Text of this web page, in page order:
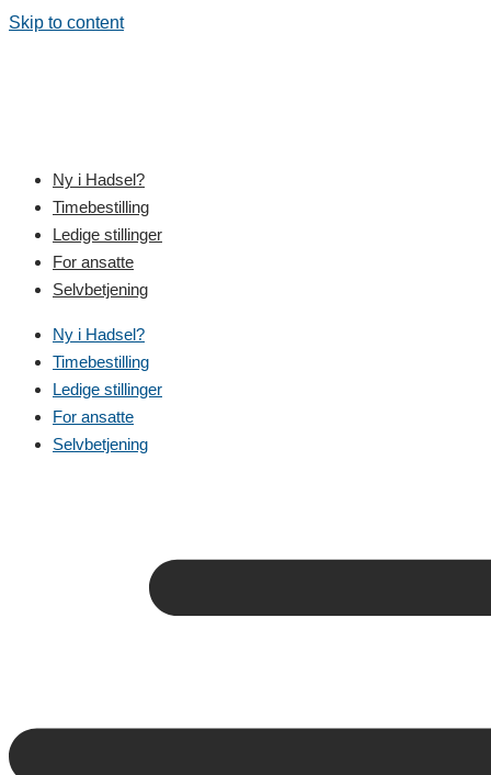
Skip to content
Ny i Hadsel?
Timebestilling
Ledige stillinger
For ansatte
Selvbetjening
Ny i Hadsel?
Timebestilling
Ledige stillinger
For ansatte
Selvbetjening